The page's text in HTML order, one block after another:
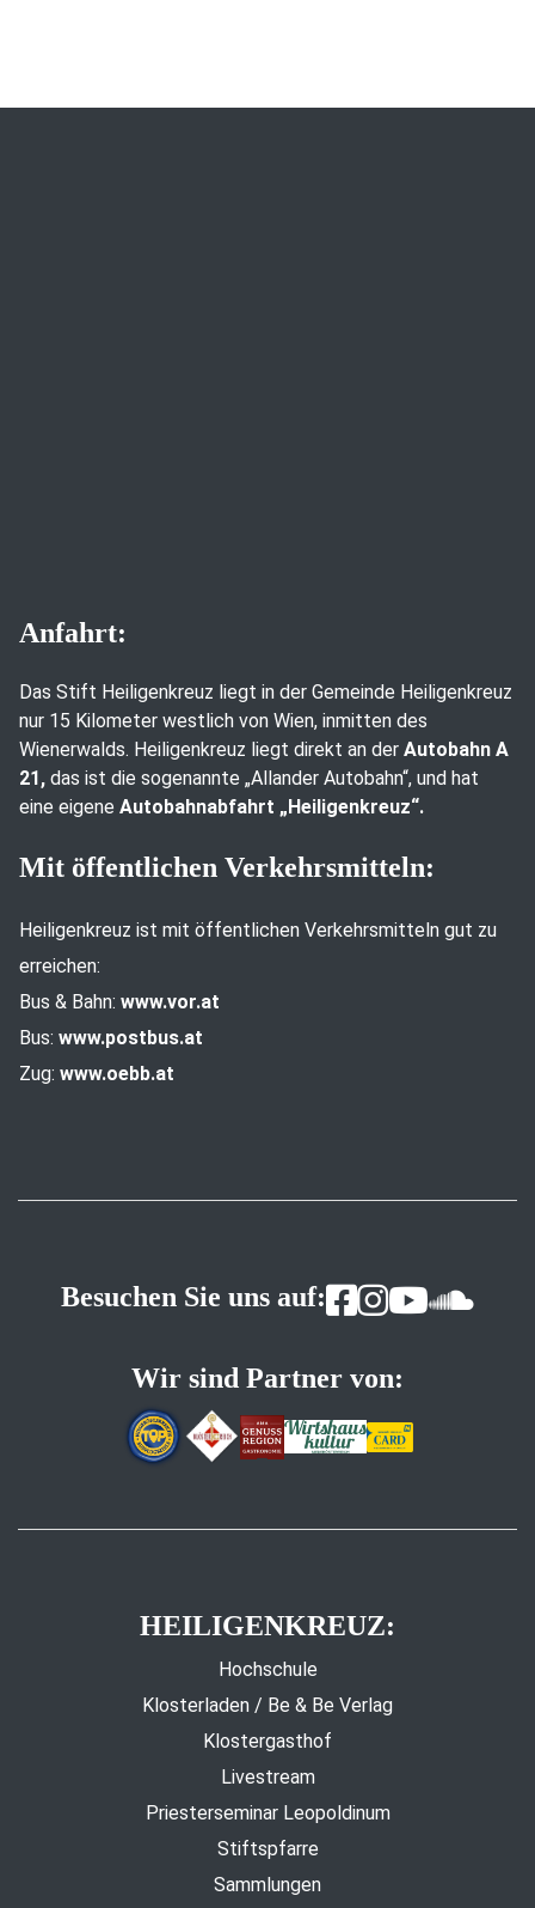
Anfahrt:
Das Stift Heiligenkreuz liegt in der Gemeinde Heiligenkreuz
nur 15 Kilometer westlich von Wien, inmitten des
Wienerwalds. Heiligenkreuz liegt direkt an der Autobahn A
21, das ist die sogenannte „Allander Autobahn“, und hat
eine eigene Autobahnabfahrt „Heiligenkreuz“.
Mit öffentlichen Verkehrsmitteln:
Heiligenkreuz ist mit öffentlichen Verkehrsmitteln gut zu
erreichen:
Bus & Bahn: www.vor.at
Bus: www.postbus.at
Zug: www.oebb.at
Besuchen Sie uns auf:
Wir sind Partner von:
HEILIGENKREUZ:
Hochschule
Klosterladen / Be & Be Verlag
Klostergasthof
Livestream
Priesterseminar Leopoldinum
Stiftspfarre
Sammlungen